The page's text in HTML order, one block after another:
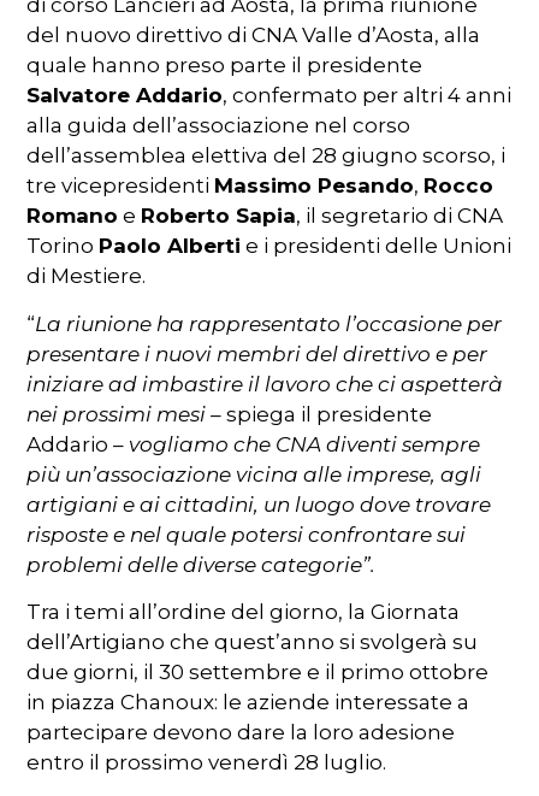
di corso Lancieri ad Aosta, la prima riunione
del nuovo direttivo di CNA Valle d’Aosta, alla
quale hanno preso parte il presidente
Salvatore Addario, confermato per altri 4 anni
alla guida dell’associazione nel corso
dell’assemblea elettiva del 28 giugno scorso, i
tre vicepresidenti Massimo Pesando, Rocco
Romano e Roberto Sapia, il segretario di CNA
Torino Paolo Alberti e i presidenti delle Unioni
di Mestiere.
“La riunione ha rappresentato l’occasione per
presentare i nuovi membri del direttivo e per
iniziare ad imbastire il lavoro che ci aspetterà
nei prossimi mesi –spiega il presidente
Addario – vogliamo che CNA diventi sempre
più un’associazione vicina alle imprese, agli
artigiani e ai cittadini, un luogo dove trovare
risposte e nel quale potersi confrontare sui
problemi delle diverse categorie”.
Tra i temi all’ordine del giorno, la Giornata
dell’Artigiano che quest’anno si svolgerà su
due giorni, il 30 settembre e il primo ottobre
in piazza Chanoux: le aziende interessate a
partecipare devono dare la loro adesione
entro il prossimo venerdì 28 luglio.